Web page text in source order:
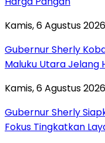
Kamis, 6 Agustus
Gubernur Sherly
Maluku Utara Jelang
Kamis, 6 Agustus
Gubernur Sherly
Fokus Tingkatkan